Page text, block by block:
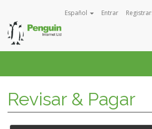
Español Entrar
Revisar & Pagar